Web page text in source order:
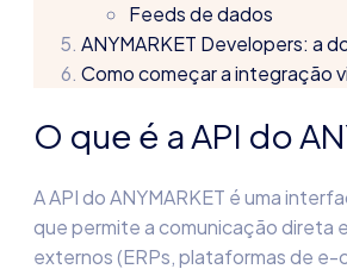
Feeds de dados
ANYMARKET Developers: a
Como começar a integração
O que é a API do
A API do ANYMARKET é uma
que permite a comunicação direta
externos (ERPs, plataformas de e-